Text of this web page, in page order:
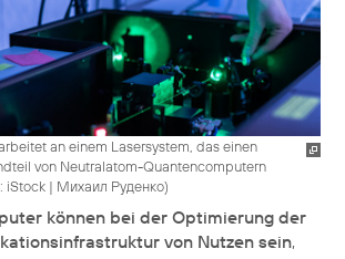
an einem Lasersystem, das einen
von Neutralatom-Quantencomputern
iStock | Михаил Руденко)
können bei der Optimierung der
von Nutzen sein,